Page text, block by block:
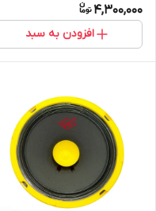
4,300,000
افزودن به سبد